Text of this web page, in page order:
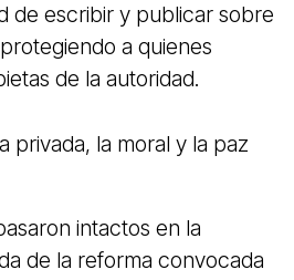
de escribir y publicar sobre
a quienes
de la autoridad.
privada, la moral y la paz
intactos en la
de la reforma convocada